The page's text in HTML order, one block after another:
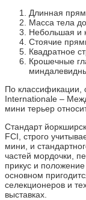
Длинная
Масса тела
Небольшая и
Стоячие
Квадратное
Крошечные
По классификации,
Internationale –
мини терьер
Стандарт
FCI, строго
мини, и
частей мордочки,
прикус и
основном
селекционеров и
выставках.